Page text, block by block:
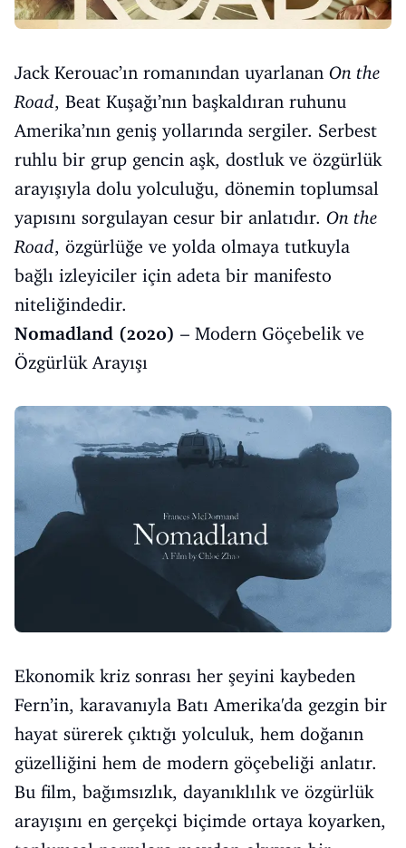
Jack Kerouac’ın romanından uyarlanan On the
Road, Beat Kuşağı’nın başkaldıran ruhunu
Amerika’nın geniş yollarında sergiler. Serbest
ruhlu bir grup gencin aşk, dostluk ve özgürlük
arayışıyla dolu yolculuğu, dönemin toplumsal
yapısını sorgulayan cesur bir anlatıdır. On the
Road, özgürlüğe ve yolda olmaya tutkuyla
bağlı izleyiciler için adeta bir manifesto
niteliğindedir.
Nomadland (2020) – Modern Göçebelik ve
Özgürlük Arayışı
Ekonomik kriz sonrası her şeyini kaybeden
Fern’in, karavanıyla Batı Amerika'da gezgin bir
hayat sürerek çıktığı yolculuk, hem doğanın
güzelliğini hem de modern göçebeliği anlatır.
Bu film, bağımsızlık, dayanıklılık ve özgürlük
arayışını en gerçekçi biçimde ortaya koyarken,